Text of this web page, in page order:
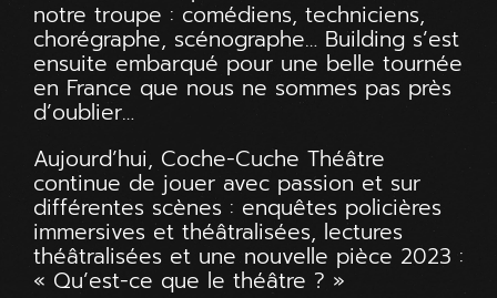
notre troupe : comédiens, techniciens,
chorégraphe, scénographe… Building s’est
ensuite embarqué pour une belle tournée
en France que nous ne sommes pas près
d’oublier…
Aujourd’hui, Coche-Cuche Théâtre
continue de jouer avec passion et sur
différentes scènes : enquêtes policières
immersives et théâtralisées, lectures
théâtralisées et une nouvelle pièce 2023 :
« Qu’est-ce que le théâtre ? »